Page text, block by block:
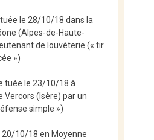
le 28/10/18 dans la
(Alpes-de-Haute-
de louvèterie (« tir
»)
tuée le 23/10/18 à
Vercors (Isère) par un
simple »)
20/10/18 en Moyenne